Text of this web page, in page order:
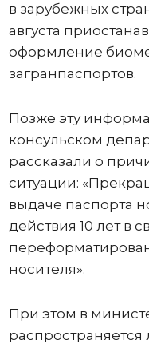
в зарубежных
августа
оформление
загранпаспортов.
Позже эту
консульском
рассказали о
ситуации:
выдаче паспорта
действия 10 лет в
носителя».
При этом в